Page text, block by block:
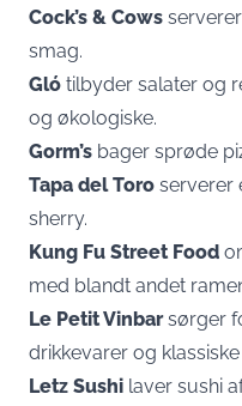
Cock’s & Cows
smag.
Gló tilbyder salater og
og økologiske.
Gorm’s bager sprøde
Tapa del Toro serverer
sherry.
Kung Fu Street Food
med blandt andet
Le Petit Vinbarsørger
drikkevarer og
Letz Sushi laver sushi